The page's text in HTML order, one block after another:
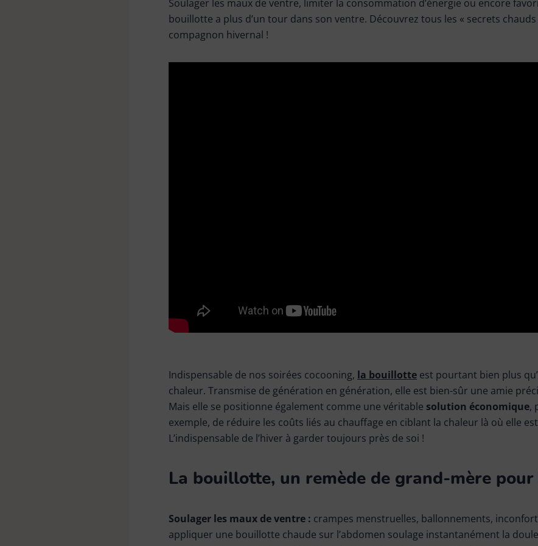
Kit de nettoyageSoulager les maux de ventre, limiter la consommation d’énergie ou encore
bouillotte a plus d’un tour dans son ventre. Découvrez tous les « secrets chauds
compagnon hivernal !
Indispensable de nos soirées cocooning, la bouillotte est pourtant bien plus
chaleur. Transmise de génération en génération, elle est bien-sûr une amie
Mais elle se positionne également comme une véritable solution économique,
exemple, de réduire les coûts liés au chauffage en ciblant la chaleur là où elle
L’indispensable de l’hiver à garder toujours près de soi !
La bouillotte, un remède de grand-mère
Soulager les maux de ventre : crampes menstruelles, ballonnements,
appliquer une bouillotte chaude sur l’abdomen soulage instantanément la